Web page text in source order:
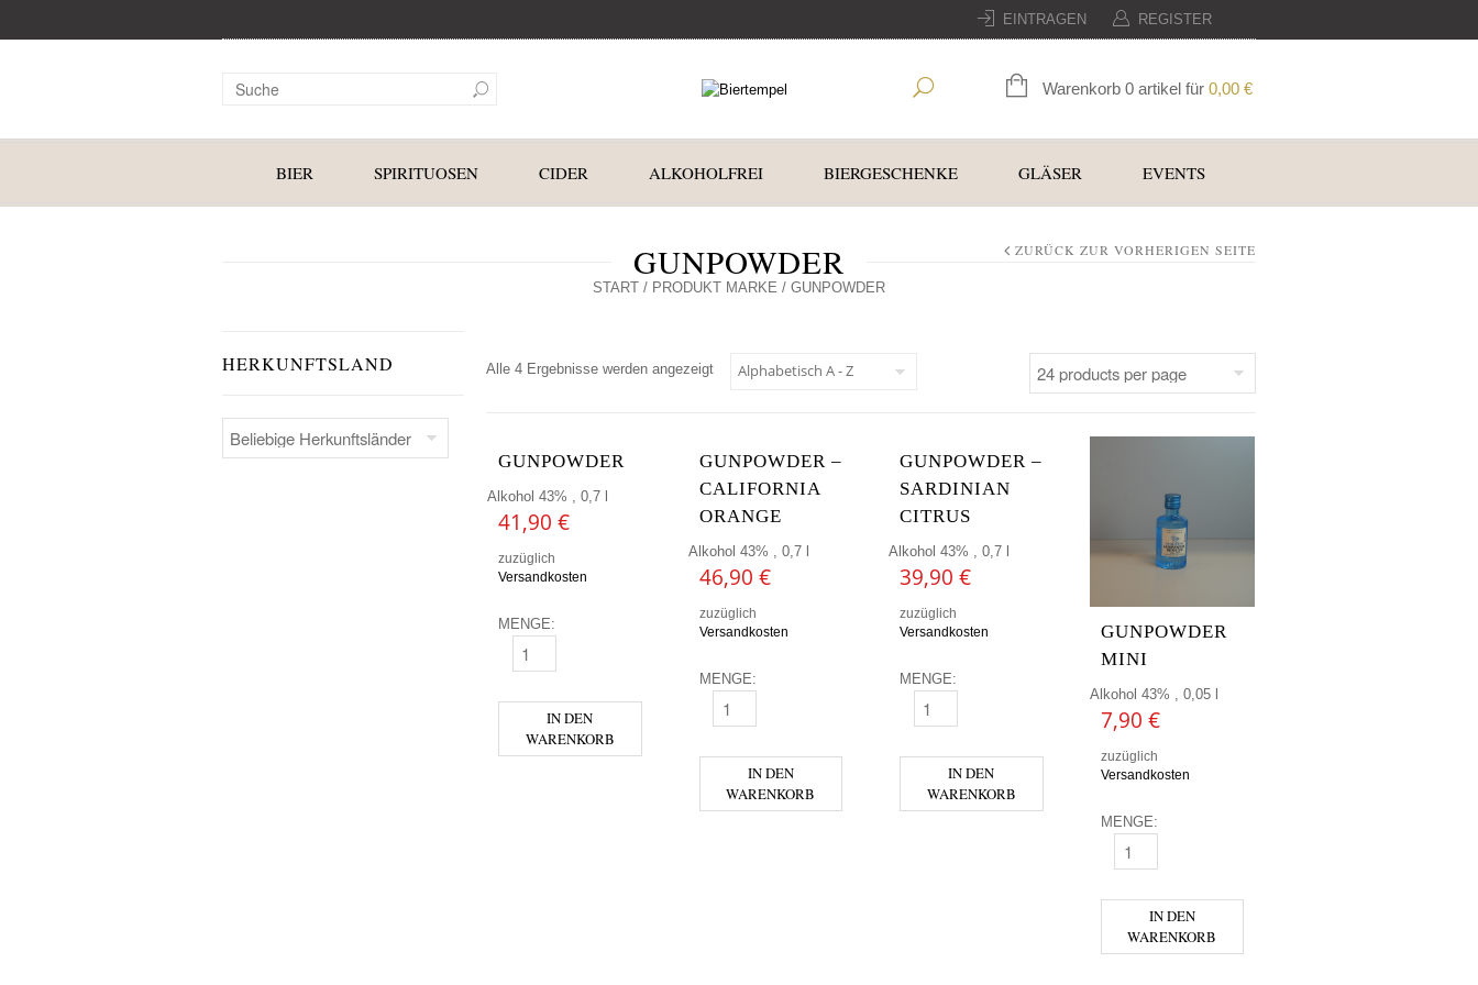
EINTRAGEN REGISTER
Warenkorb 0 artikel für 0,00 €
BIER SPIRITUOSEN CIDER ALKOHOLFREI BIERGESCHENKE GLÄSER EVENTS
GUNPOWDER
START / PRODUKT MARKE / GUNPOWDER
ZURÜCK ZUR VORHERIGEN SEITE
HERKUNFTSLAND Alle 4 Ergebnisse werden angezeigt
GUNPOWDER
Alkohol 43% , 0,7 l
41,90 €
zuzüglich
Versandkosten
MENGE:
GUNPOWDER MENGE
IN DEN
WARENKORB
GUNPOWDER –
CALIFORNIA
ORANGE
Alkohol 43% , 0,7 l
46,90 €
zuzüglich
Versandkosten
MENGE:
GUNPOWDER - CALIFORNIA ORANGE MENGE
IN DEN
WARENKORB
GUNPOWDER –
SARDINIAN
CITRUS
Alkohol 43% , 0,7 l
39,90 €
zuzüglich
Versandkosten
MENGE:
GUNPOWDER - SARDINIAN CITRUS MENGE
IN DEN
WARENKORB
GUNPOWDER
MINI
Alkohol 43% , 0,05 l
7,90 €
zuzüglich
Versandkosten
MENGE:
GUNPOWDER MINI MENGE
IN DEN
WARENKORB